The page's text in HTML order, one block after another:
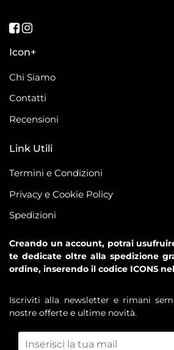
Seguici su Facebook
Seguici su Instagram
Icon+
Chi Siamo
Contatti
Recensioni
Link Utili
Termini e Condizioni
Privacy e Cookie Policy
Spedizioni
Creando un account, potrai
te dedicate oltre alla spedizione
ordine, inserendo il codice ICON5
Iscriviti alla newsletter e rimani
nostre offerte e ultime novità.